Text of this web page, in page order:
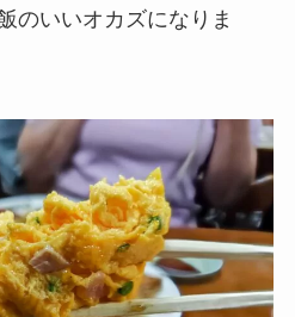
のいいオカズになりま